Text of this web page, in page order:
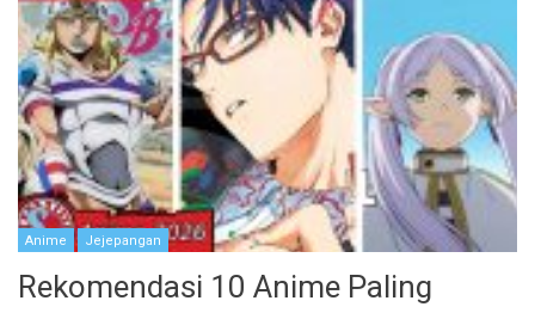
Anime Jejepangan
Rekomendasi 10 Anime Paling